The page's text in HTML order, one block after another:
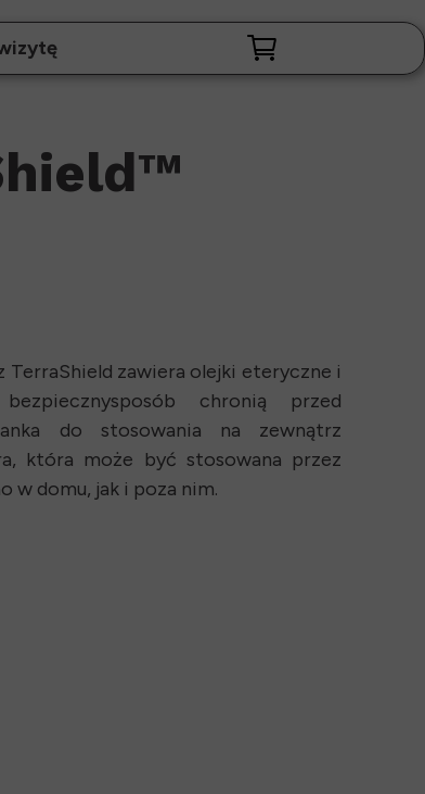
TerraShield zawiera olejki eteryczne i
chronią przed
do stosowania na zewnątrz
która może być stosowana przez
w domu, jak i poza nim.